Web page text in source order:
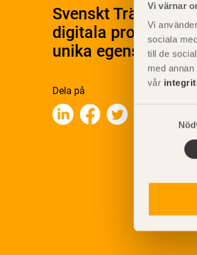
Vi värnar
Vi
sociala
till de
med
vår
Svenskt Träs
digitala
unika egenskaper.
Dela på